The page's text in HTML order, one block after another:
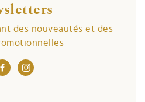
des nouveautés et des